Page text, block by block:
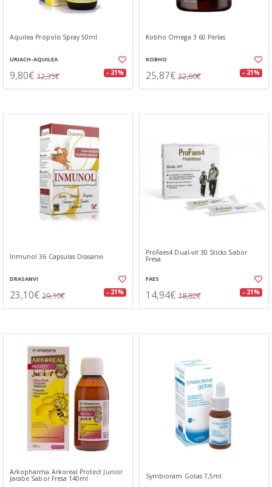
Aquilea Própolis Spray 50ml
URIACH-AQUILEA
9,80€ 12,35€ - 21%
Kobho Omega 3 60 Perlas
KOBHO
25,87€ 32,60€ - 21%
Inmunol 36 Capsulas Drasanvi
DRASANVI
23,10€ 29,10€ - 21%
ProFaes4 Dual-vit 30 Sticks Sabor
Fresa
FAES
14,94€ 18,82€ - 21%
Arkopharma Arkoreal Protect Junior
Jarabe Sabor Fresa 140ml Symbioram Gotas 7,5ml